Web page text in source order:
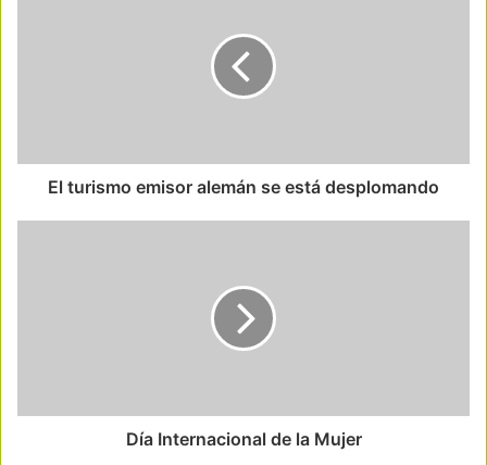
El turismo emisor alemán se está desplomando
Día Internacional de la Mujer